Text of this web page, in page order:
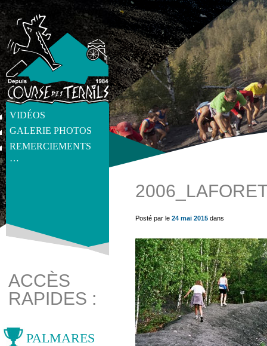
VIDÉOS
GALERIE PHOTOS
REMERCIEMENTS
…
get_post_meta(get_the_ID(), 'thumb', true) ?>
ACCÈS
RAPIDES :
PALMARES
Posté par le 24 mai 2015 dans